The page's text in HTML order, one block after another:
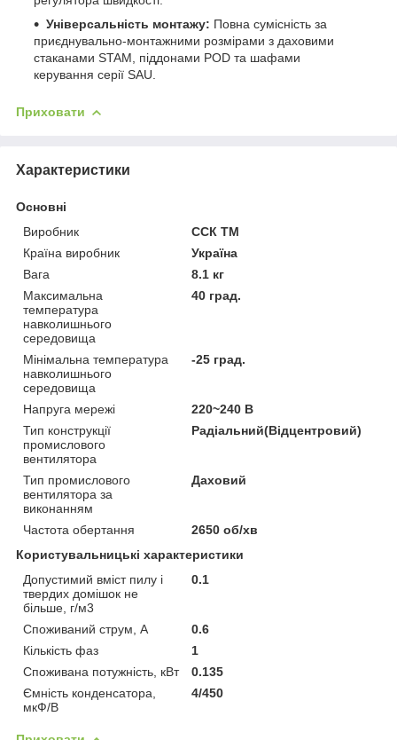
Універсальність монтажу: Повна сумісність за
приєднувально-монтажними розмірами з даховими
стаканами STAM, піддонами POD та шафами
керування серії SAU.
Приховати
Характеристики
Основні
Виробник
ССК ТМ
Країна виробник
Україна
Вага
8.1 кг
Максимальна
температура
навколишнього
середовища
40 град.
Мінімальна температура
навколишнього
середовища
-25 град.
Напруга мережі
220~240 В
Тип конструкції
промислового
вентилятора
Радіальний(Відцентровий)
Тип промислового
вентилятора за
виконанням
Даховий
Частота обертання
2650 об/хв
Користувальницькі характеристики
Допустимий вміст пилу і
твердих домішок не
більше, г/м3
0.1
Споживаний струм, А
0.6
Кількість фаз
1
Споживана потужність, кВт
0.135
Ємність конденсатора,
мкФ/В
4/450